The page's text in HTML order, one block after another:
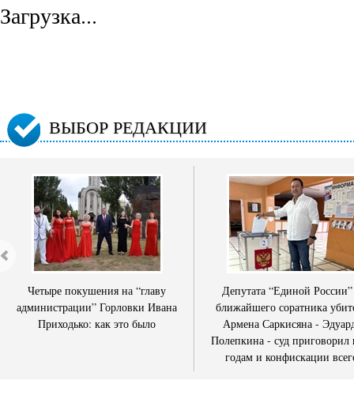
Загрузка...
ВЫБОР РЕДАКЦИИ
Четыре покушения на “главу
администрации” Горловки Ивана
Приходько: как это было
Депутата “Единой
ближайшего соратника
Армена Саркисяна -
Полепкина - суд приговорил
годам и конфискации